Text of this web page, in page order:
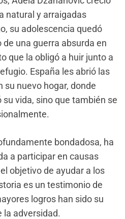
natural y arraigadas
su adolescencia quedó
una guerra absurda en
que la obligó a huir junto a
España les abrió las
su nuevo hogar, donde
vida, sino que también se
bondadosa, ha
a participar en causas
objetivo de ayudar a los
es un testimonio de
logros han sido su
la adversidad.